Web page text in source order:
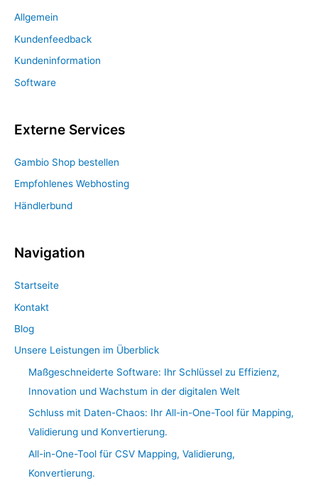
Allgemein
Kundenfeedback
Kundeninformation
Software
Externe Services
Gambio Shop bestellen
Empfohlenes Webhosting
Händlerbund
Navigation
Startseite
Kontakt
Blog
Unsere Leistungen im Überblick
Maßgeschneiderte Software: Ihr Schlüssel zu Effizienz,
Innovation und Wachstum in der digitalen Welt
Schluss mit Daten-Chaos: Ihr All-in-One-Tool für Mapping,
Validierung und Konvertierung.
All-in-One-Tool für CSV Mapping, Validierung,
Konvertierung.